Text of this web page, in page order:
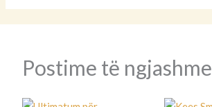
Postime të ngjashme